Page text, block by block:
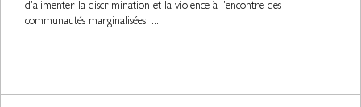
d'alimenter la discrimination et la violence à l'encontre des
communautés marginalisées. ...